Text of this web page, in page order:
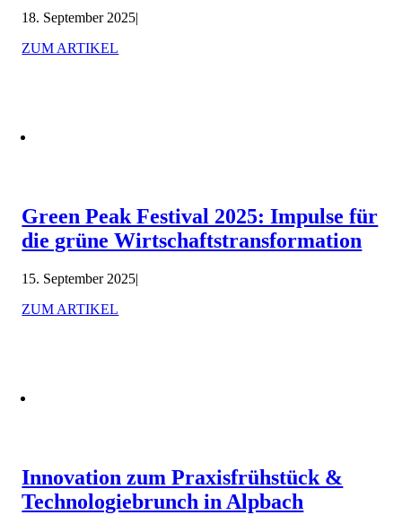
18. September 2025
ZUM ARTIKEL
Green Peak Festival 2025: Impulse für
die grüne Wirtschaftstransformation
15. September 2025|
ZUM ARTIKEL
Innovation zum Praxisfrühstück &
Technologiebrunch in Alpbach